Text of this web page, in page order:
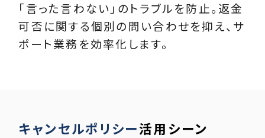
「言った言わない」のトラブルを防止。返金
可否に関する個別の問い合わせを抑え、サ
ポート業務を効率化します。
キャンセルポリシー 活用シーン